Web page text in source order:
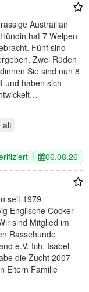
Austrailian
hat 7 Welpen
Fünf sind
Zwei Rüden
Sie sind nun 8
und haben sich
alt
06.08.26
seit 1979
Englische Cocker
sind Mitglied im
Rassehunde
e.V. Ich, Isabel
die Zucht 2007
Eltern Familie